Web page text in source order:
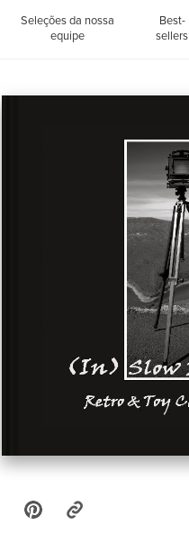
Seleções da nossa
equipe
Best-
sellers